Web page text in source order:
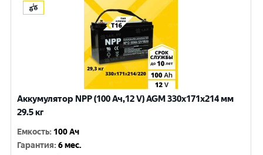
Аккумулятор NPP (100 Ач,12 V) AGM 330x171x214 мм
29.5 кг
Емкость: 100 Ач
Гарантия:6 мес.